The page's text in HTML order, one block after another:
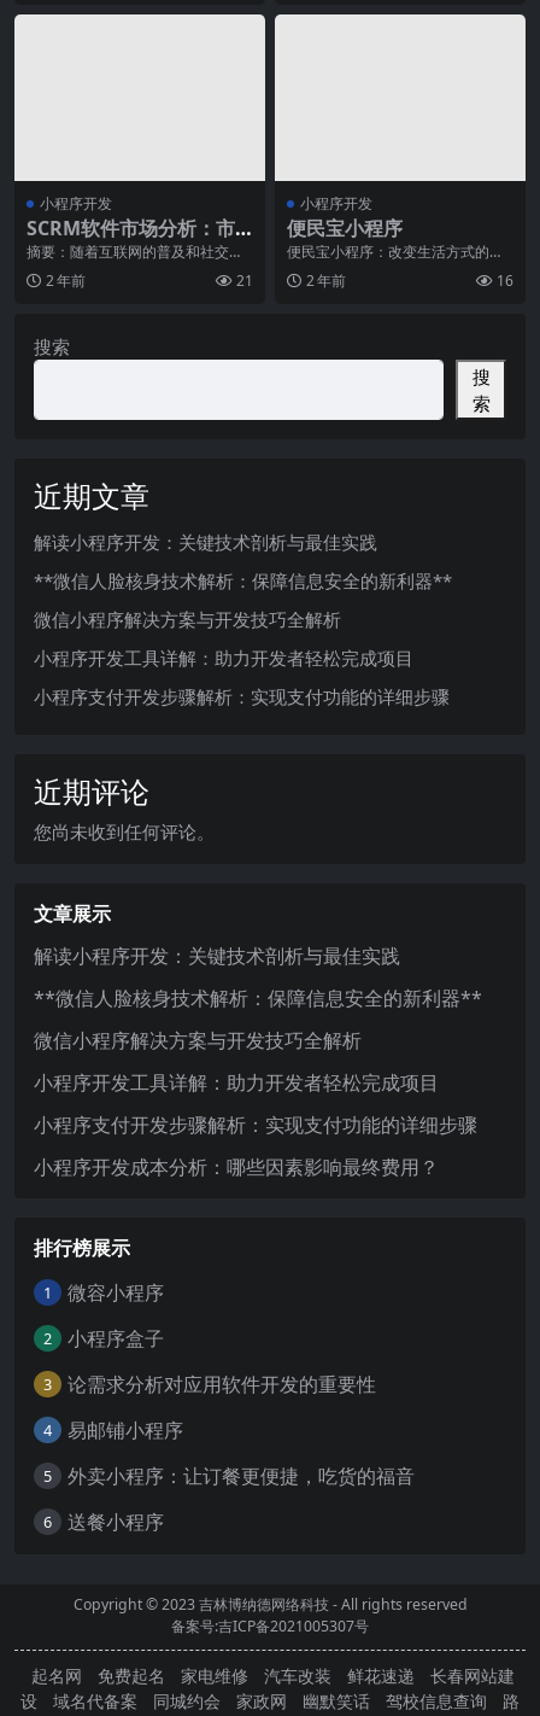
小程序开发
SCRM软件市场分析：市
场细分与目标客户定位分
析
摘要：随着互联网的普及和社交媒
体的兴起，企业面对的市场环境日
益复杂和竞争激烈。为
2 年前 21
小程序开发
便民宝小程序
便民宝小程序：改变生活方式的智
能工具随着移动互联网的发展和智
能手机的普及，手机应
2 年前 16
搜索
搜
索
近期文章
解读小程序开发：关键技术剖析与最佳实践
**微信人脸核身技术解析：保障信息安全的新利器**
微信小程序解决方案与开发技巧全解析
小程序开发工具详解：助力开发者轻松完成项目
小程序支付开发步骤解析：实现支付功能的详细步骤
近期评论
您尚未收到任何评论。
文章展示
解读小程序开发：关键技术剖析与最佳实践
**微信人脸核身技术解析：保障信息安全的新利器**
微信小程序解决方案与开发技巧全解析
小程序开发工具详解：助力开发者轻松完成项目
小程序支付开发步骤解析：实现支付功能的详细步骤
小程序开发成本分析：哪些因素影响最终费用？
排行榜展示
1 微容小程序
2 小程序盒子
3 论需求分析对应用软件开发的重要性
4 易邮铺小程序
5 外卖小程序：让订餐更便捷，吃货的福音
6 送餐小程序
Copyright © 2023吉林博纳德网络科技- All rights reserved
备案号:吉ICP备2021005307号
起名网 免费起名 家电维修 汽车改装 鲜花速递
长春网站建
设
域名代备案 同城约会 家政网 幽默笑话 驾校信息查询
路